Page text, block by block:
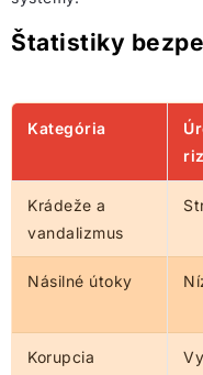
Štatistiky
Kategória
Krádeže a
vandalizmus
Násilné útoky
Korupcia